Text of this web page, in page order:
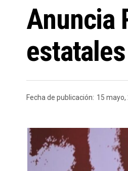
Anuncia
Fecha de publicación: 15 mayo,